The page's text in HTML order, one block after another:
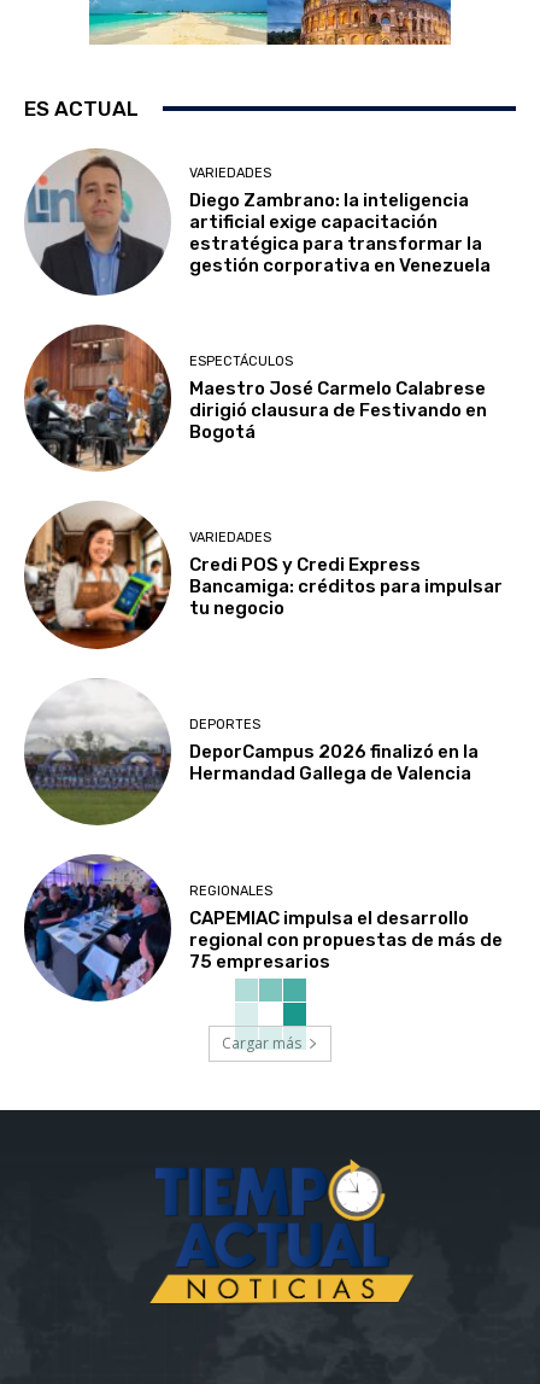
ES ACTUAL
VARIEDADES
Diego Zambrano: la inteligencia
artificial exige capacitación
estratégica para transformar la
gestión corporativa en Venezuela
ESPECTÁCULOS
Maestro José Carmelo Calabrese
dirigió clausura de Festivando en
Bogotá
VARIEDADES
Credi POS y Credi Express
Bancamiga: créditos para impulsar
tu negocio
DEPORTES
DeporCampus 2026 finalizó en la
Hermandad Gallega de Valencia
REGIONALES
CAPEMIAC impulsa el desarrollo
regional con propuestas de más de
75 empresarios
Cargar más